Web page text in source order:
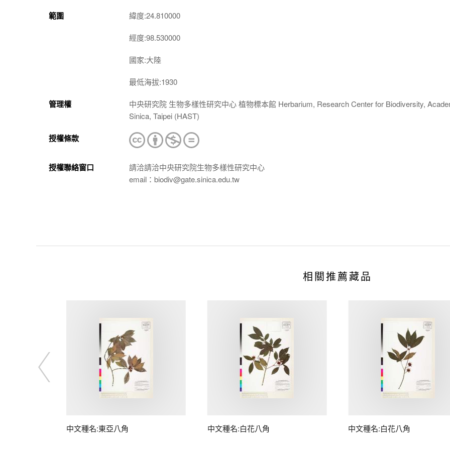
範圍 緯度:24.810000
經度:98.530000
國家:大陸
最低海拔:1930
管理權
中央研究院 生物多樣性研究中心 植物標本館 Herbarium, Research Center for Biodiversity,
Sinica, Taipei (HAST)
授權條款
授權聯絡窗口
請洽請洽中央研究院生物多樣性研究中心
email：biodiv@gate.sinica.edu.tw
相關推薦藏品
中文種名:東亞八角 中文種名:白花八角 中文種名:白花八角